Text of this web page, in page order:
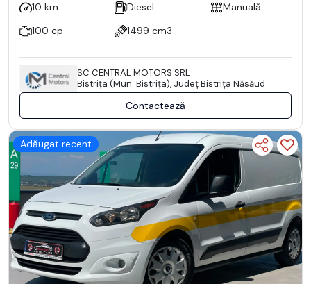
10 km Diesel
Manuală
100 cp
1499 cm3
SC CENTRAL MOTORS SRL
Bistriţa (Mun. Bistriţa), Județ Bistriţa Năsăud
Contactează
Adăugat recent